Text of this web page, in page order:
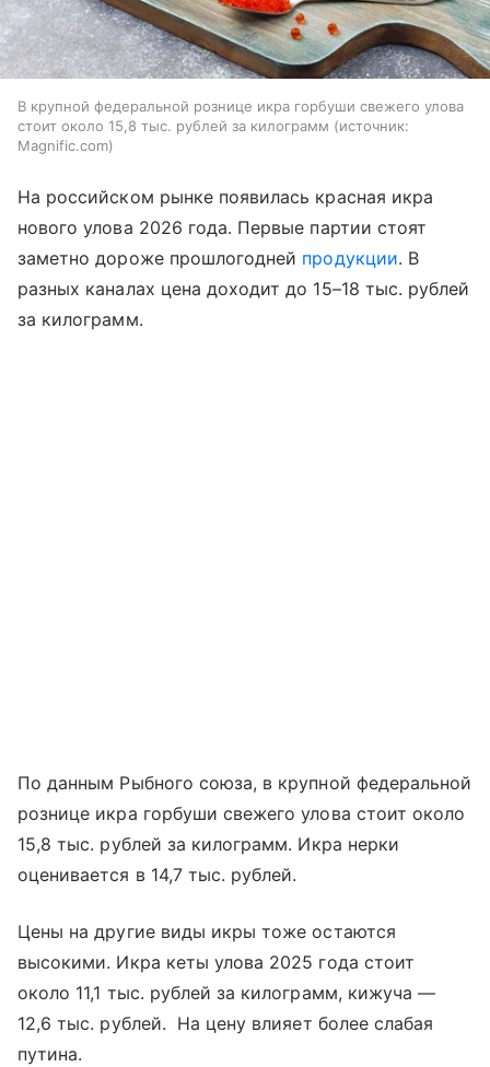
В крупной федеральной рознице икра горбуши свежего улова
стоит около 15,8 тыс. рублей за килограмм
источник:
Magnific.com
На российском рынке появилась красная икра
нового улова 2026 года. Первые партии стоят
заметно дороже прошлогодней продукции. В
разных каналах цена доходит до 15–18 тыс. рублей
за килограмм.
По данным Рыбного союза, в крупной федеральной
рознице икра горбуши свежего улова стоит около
15,8 тыс. рублей за килограмм. Икра нерки
оценивается в 14,7 тыс. рублей.
Цены на другие виды икры тоже остаются
высокими. Икра кеты улова 2025 года стоит
около 11,1 тыс. рублей за килограмм, кижуча —
12,6 тыс. рублей. На цену влияет более слабая
путина.